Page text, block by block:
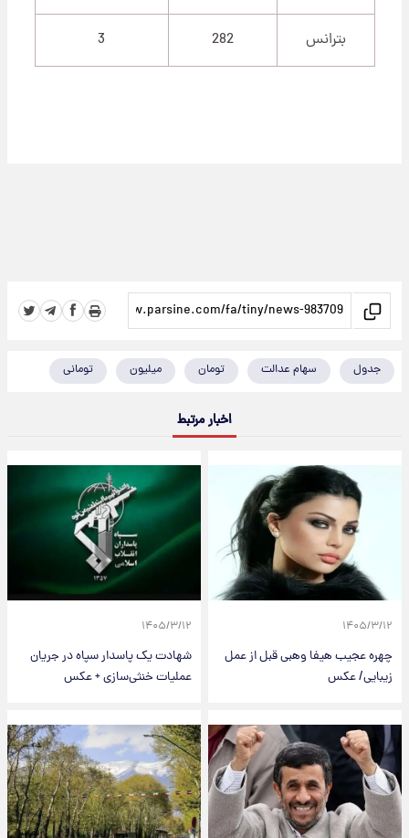
بترانس 282
3
جدول سهام عدالت تومان میلیون تومانی
اخبار مرتبط
۱۴۰۵/۳/۱۲
چهره عجیب هیفا وهبی قبل از عمل
زیبایی/ عکس
۱۴۰۵/۳/۱۲
شهادت یک پاسدار سپاه در جریان
عملیات خنثی‌سازی + عکس